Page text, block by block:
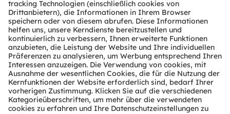
Kundenanfragen
Technischer Support
Partner Netzwerk
Whistleblowing